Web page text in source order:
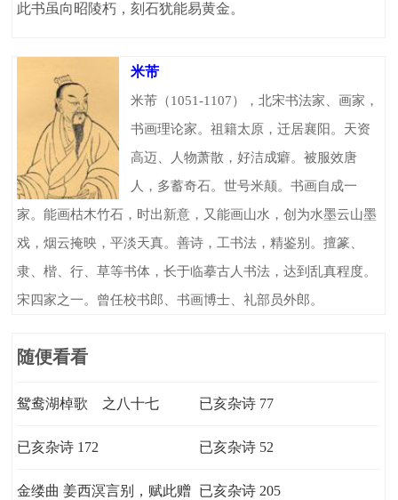
此书虽向昭陵朽，刻石犹能易黄金。
米芾
米芾（1051-1107），北宋书法家、画家，
书画理论家。祖籍太原，迁居襄阳。天资
高迈、人物萧散，好洁成癖。被服效唐
人，多蓄奇石。世号米颠。书画自成一
家。能画枯木竹石，时出新意，又能画山水，创为水墨云山墨
戏，烟云掩映，平淡天真。善诗，工书法，精鉴别。擅篆、
隶、楷、行、草等书体，长于临摹古人书法，达到乱真程度。
宋四家之一。曾任校书郎、书画博士、礼部员外郎。
随便看看
鸳鸯湖棹歌 之八十七 已亥杂诗 77
已亥杂诗 172 已亥杂诗 52
金缕曲 姜西溟言别，赋此赠 已亥杂诗 205